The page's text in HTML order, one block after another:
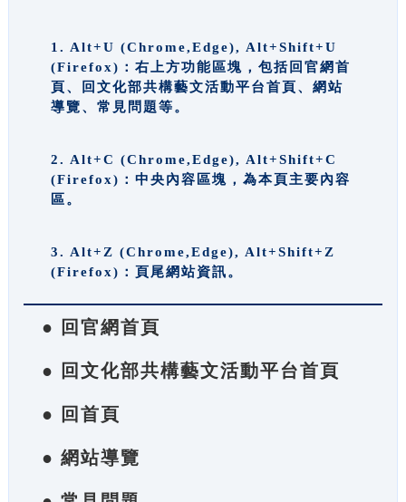
1. Alt+U (Chrome,Edge), Alt+Shift+U
(Firefox)：右上方功能區塊，包括回官網首
頁、回文化部共構藝文活動平台首頁、網站
導覽、常見問題等。
2. Alt+C (Chrome,Edge), Alt+Shift+C
(Firefox)：中央內容區塊，為本頁主要內容
區。
3. Alt+Z (Chrome,Edge), Alt+Shift+Z
(Firefox)：頁尾網站資訊。
● 回官網首頁
● 回文化部共構藝文活動平台首頁
● 回首頁
● 網站導覽